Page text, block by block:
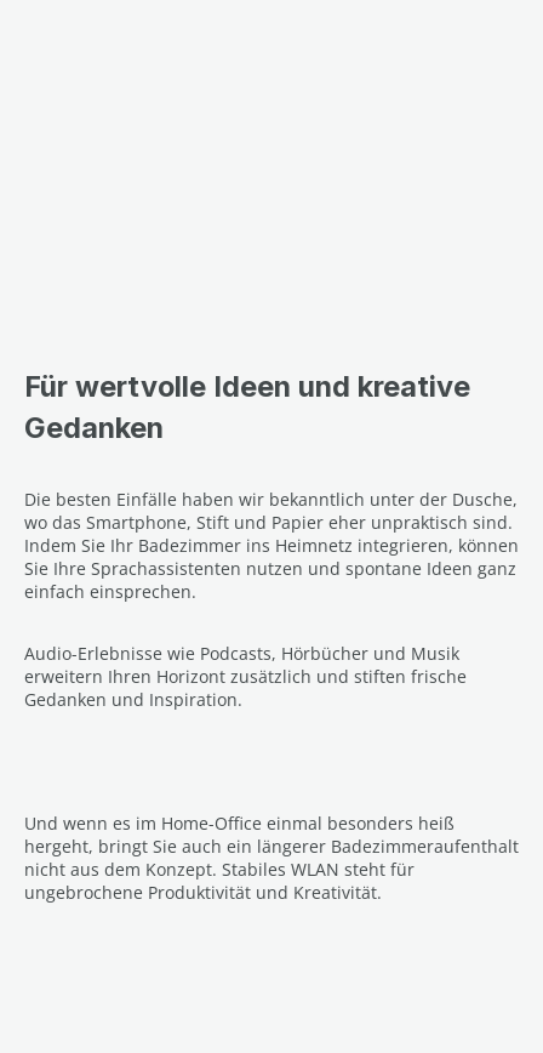
Für wertvolle Ideen und kreative
Gedanken
Die besten Einfälle haben wir bekanntlich unter der Dusche,
wo das Smartphone, Stift und Papier eher unpraktisch sind.
Indem Sie Ihr Badezimmer ins Heimnetz integrieren, können
Sie Ihre Sprachassistenten nutzen und spontane Ideen ganz
einfach einsprechen.
Audio-Erlebnisse wie Podcasts, Hörbücher und Musik
erweitern Ihren Horizont zusätzlich und stiften frische
Gedanken und Inspiration.
Und wenn es im Home-Office einmal besonders heiß
hergeht, bringt Sie auch ein längerer Badezimmeraufenthalt
nicht aus dem Konzept. Stabiles WLAN steht für
ungebrochene Produktivität und Kreativität.